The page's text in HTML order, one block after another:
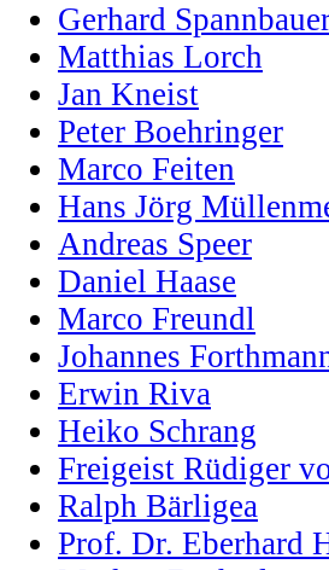
Gerhard
Matthias Lorch
Jan Kneist
Peter Boehringer
Marco Feiten
Hans Jörg
Andreas Speer
Daniel Haase
Marco Freundl
Johannes
Erwin Riva
Heiko Schrang
Freigeist Rüdiger
Ralph Bärligea
Prof. Dr. Eberhard